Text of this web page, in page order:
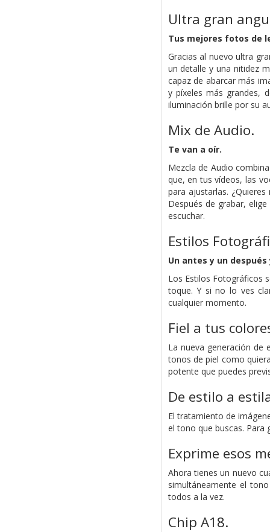
Ultra gran
Tus mejores fotos de
Gracias al nuevo ultra
un detalle y una nitidez
capaz de abarcar más
y píxeles más grandes,
iluminación brille por su
Mix de Audio.
Te van a oír.
Mezcla de Audio
que, en tus vídeos, las
para ajustarlas.
Después de grabar,
escuchar.
Estilos
Un antes y un
Los Estilos Fotográficos
toque. Y si no lo ves
cualquier momento.
Fiel a tus
La nueva generación de
tonos de piel como
potente que puedes
De estilo a
El tratamiento de
el tono que buscas. Para
Exprime esos
Ahora tienes un nuevo
simultáneamente el
todos a la vez.
Chip A18.